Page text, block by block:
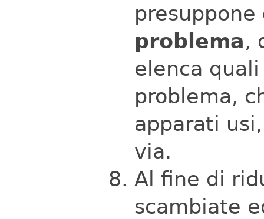
presuppone
problema,
elenca
problema,
apparati
via.
Al fine di
scambiate